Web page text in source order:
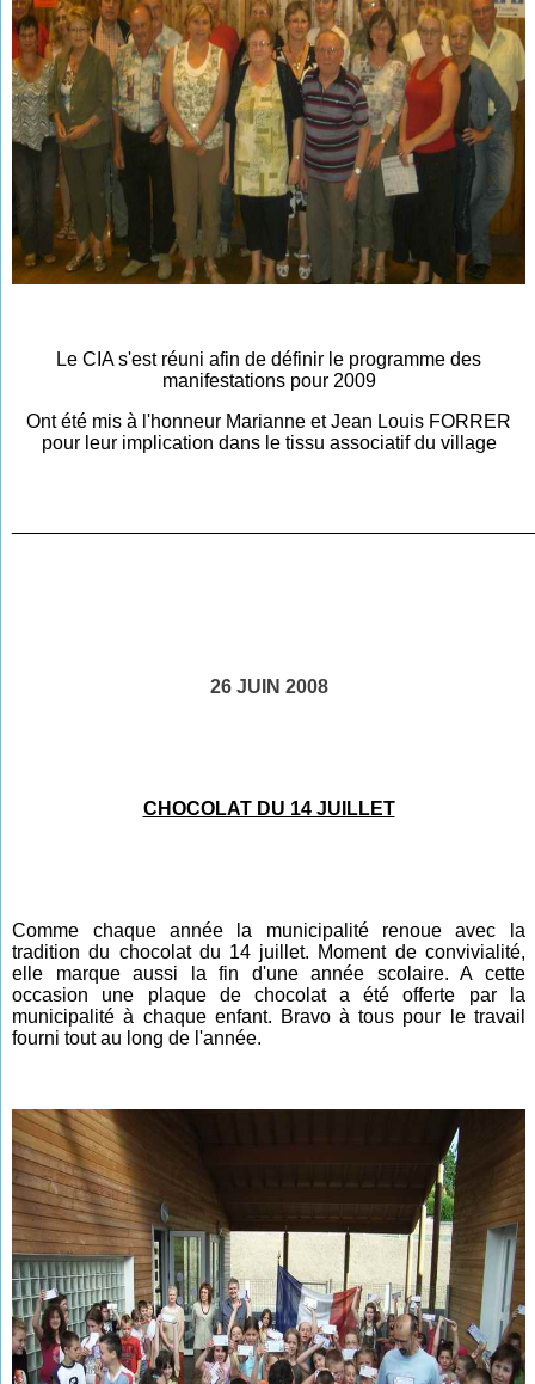
Le CIA s'est réuni afin de définir le programme des
manifestations pour 2009
Ont été mis à l'honneur Marianne et Jean Louis FORRER
pour leur implication dans le tissu associatif du village
26 JUIN 2008
CHOCOLAT DU 14 JUILLET
Comme chaque année la municipalité renoue avec la
tradition du chocolat du 14 juillet. Moment de convivialité,
elle marque aussi la fin d'une année scolaire. A cette
occasion une plaque de chocolat a été offerte par la
municipalité à chaque enfant. Bravo à tous pour le travail
fourni tout au long de l'année.